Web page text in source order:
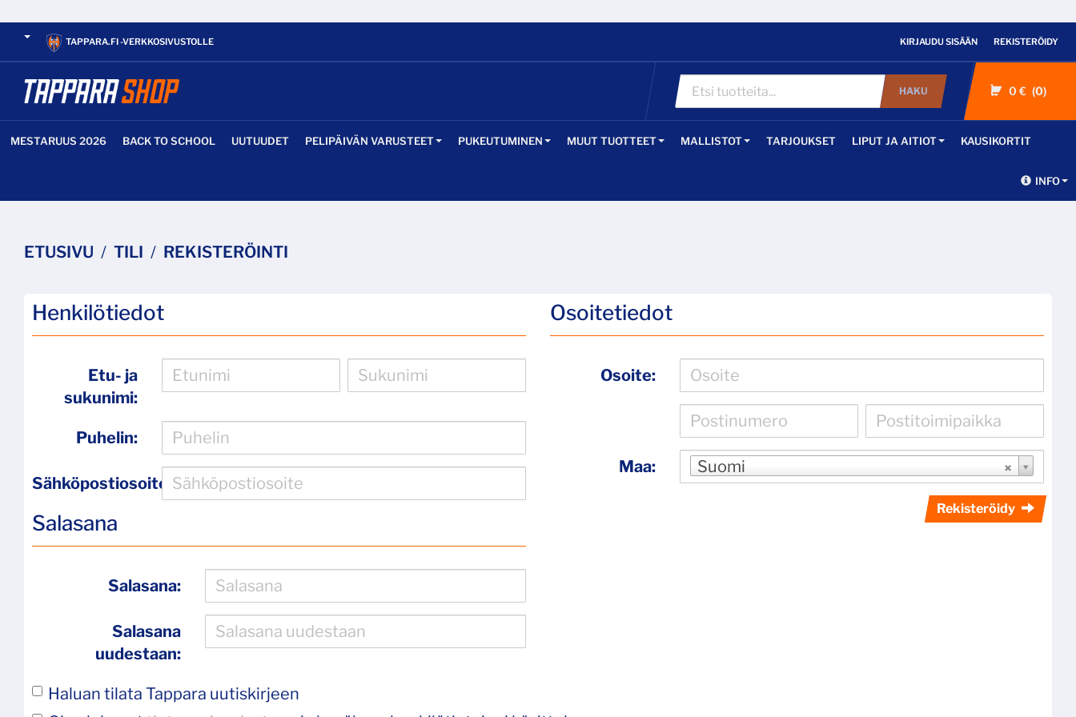
TAPPARA.FI -VERKKOSIVUSTOLLE KIRJAUDU SISÄÄN REKISTERÖIDY
HAKU 0 € 0
MESTARUUS 2026 BACK TO SCHOOL UUTUUDET PELIPÄIVÄN VARUSTEET PUKEUTUMINEN MUUT TUOTTEET MALLISTOT TARJOUKSET LIPUT JA AITIOT KAUSIKORTIT
INFO
ETUSIVU TILI REKISTERÖINTI
Henkilötiedot
Etu- ja
sukunimi:
Puhelin:
Sähköpostiosoite:
Salasana
Salasana:
Salasana
uudestaan:
Osoitetiedot
Osoite:
Maa: Suomi
Rekisteröidy
Haluan tilata Tappara uutiskirjeen